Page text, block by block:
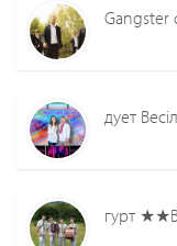
Gangster
дует
гурт